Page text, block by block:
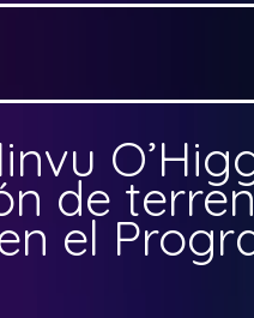
de
el